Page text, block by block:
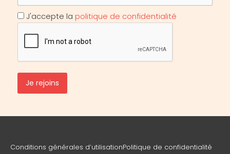
J'accepte la politique de confidentialité
Conditions générales d’utilisationPolitique de confidentialité